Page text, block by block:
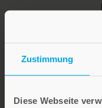
Zustimmung
Diese Webseite
Die Verlage